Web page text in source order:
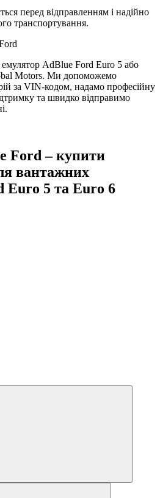
перед відправленням і надійно
транспортування.
AdBlue Ford Euro 5 або
Motors. Ми допоможемо
за VIN-кодом, надамо професійну
та швидко відправимо
Ford – купити
вантажних
Euro 5 та Euro 6